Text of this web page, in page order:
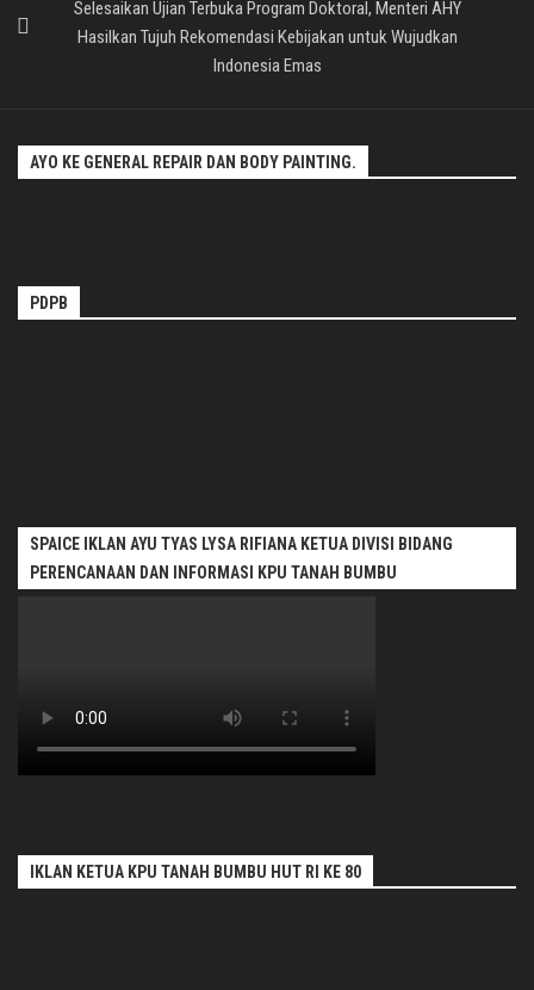
Selesaikan Ujian Terbuka Program Doktoral, Menteri AHY
Hasilkan Tujuh Rekomendasi Kebijakan untuk Wujudkan
Indonesia Emas
AYO KE GENERAL REPAIR DAN BODY PAINTING.
PDPB
SPAICE IKLAN AYU TYAS LYSA RIFIANA KETUA DIVISI BIDANG
PERENCANAAN DAN INFORMASI KPU TANAH BUMBU
IKLAN KETUA KPU TANAH BUMBU HUT RI KE 80